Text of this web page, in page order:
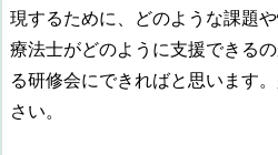
現するために、どのような課題
療法士がどのように支援できる
る研修会にできればと思います
さい。